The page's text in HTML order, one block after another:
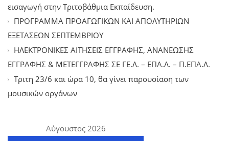
εισαγωγή στην Τριτοβάθμια Εκπαίδευση.
ΠΡΟΓΡΑΜΜΑ ΠΡΟΑΓΩΓΙΚΩΝ ΚΑΙ ΑΠΟΛΥΤΗΡΙΩΝ
ΕΞΕΤΑΣΕΩΝ ΣΕΠΤΕΜΒΡΙΟΥ
ΗΛΕΚΤΡΟΝΙΚΕΣ ΑΙΤΗΣΕΙΣ ΕΓΓΡΑΦΗΣ, ΑΝΑΝΕΩΣΗΣ
ΕΓΓΡΑΦΗΣ & ΜΕΤΕΓΓΡΑΦΗΣ ΣΕ ΓΕ.Λ. – ΕΠΑ.Λ. – Π.ΕΠΑ.Λ.
Tριτη 23/6 και ώρα 10, θα γίνει παρουσίαση των
μουσικών οργάνων
Αύγουστος 2026